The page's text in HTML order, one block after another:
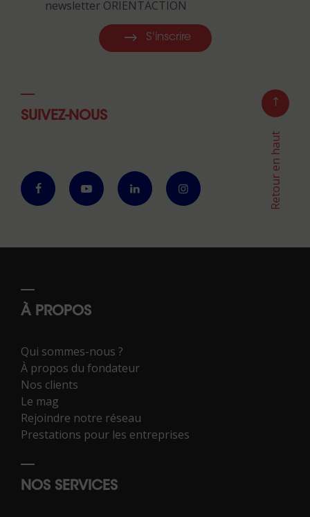
newsletter ORIENTACTION
S'inscrire
SUIVEZ-NOUS
Retour en haut
À PROPOS
Qui sommes-nous ?
À propos du fondateur
Nos clients
Le mag
Rejoindre notre réseau
Prestations pour les entreprises
NOS SERVICES